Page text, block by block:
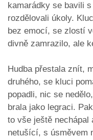
kamarádky se bavili
rozdělovali úkoly.
bez emocí, se zlostí
divně zamrazilo, ale
Hudba přestala znít,
druhého, se kluci
popadli, nic se
brala jako legraci.
to vše ještě nechápal
netušící, s úsměvem